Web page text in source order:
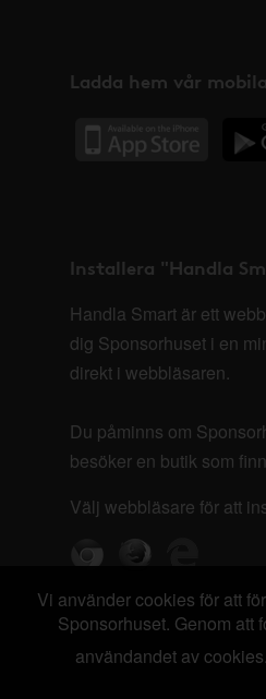
Ladda hem vår
Installera "Handla
Handla Smart är ett
dig Sponsorhuset i en
direkt i webbläsaren.
Du påminns om
besöker en butik som
Välj webbläsare för att
Vi använder cookies för att
Sponsorhuset. Genom att
användandet av cookies.